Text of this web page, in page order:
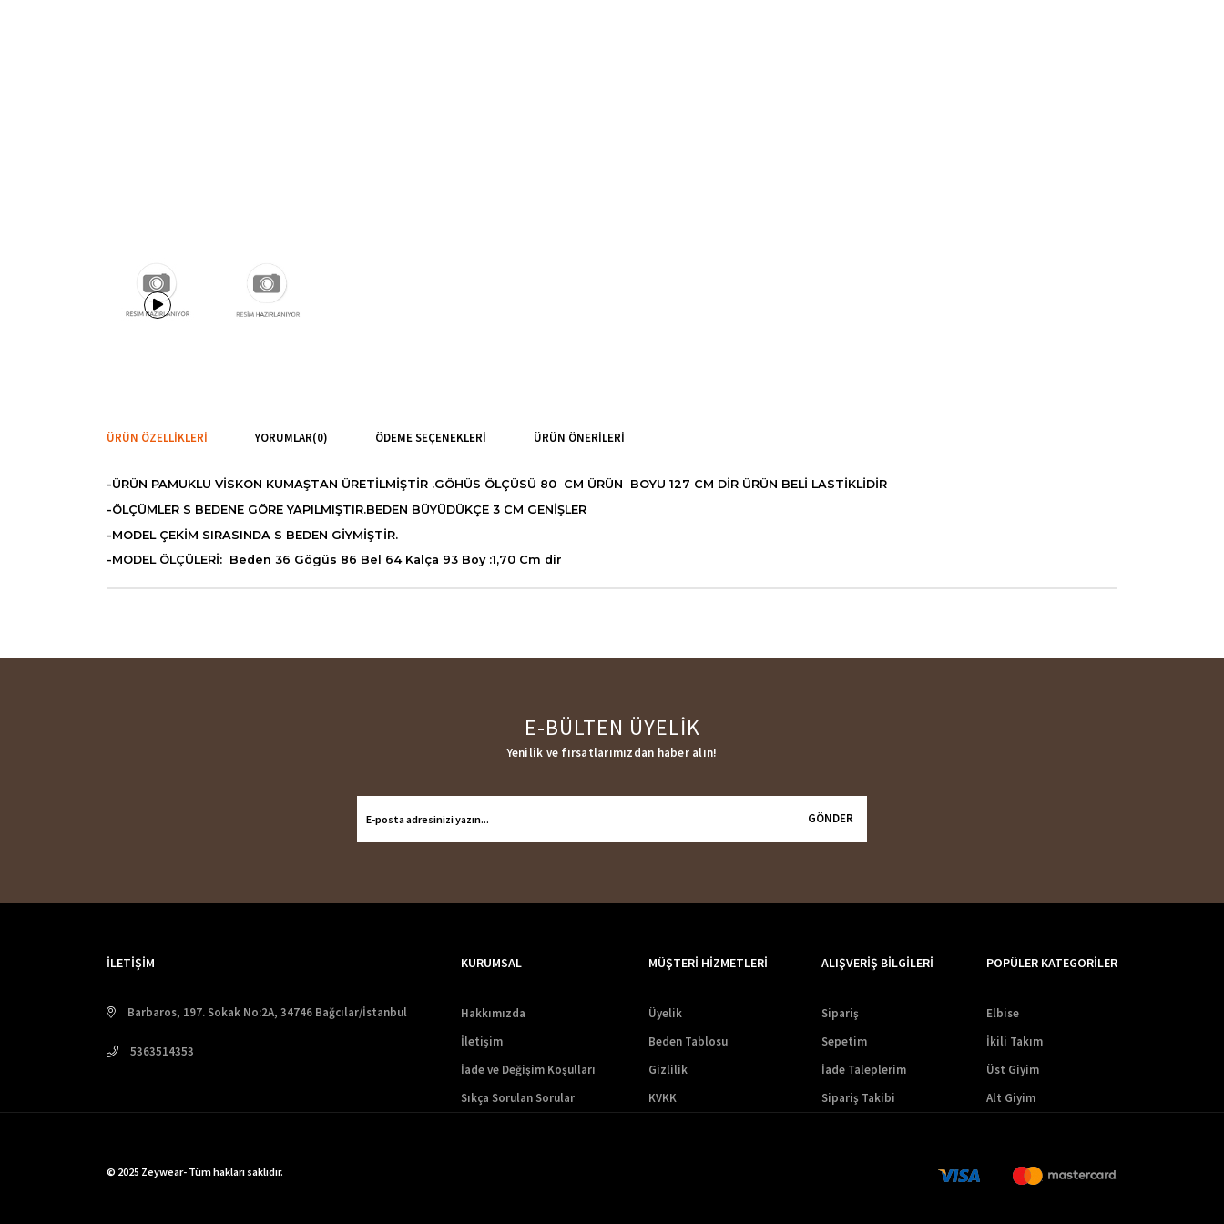
ÜRÜN ÖZELLIKLERI YORUMLAR(0) ÖDEME SEÇENEKLERI ÜRÜN ÖNERILERI
-ÜRÜN PAMUKLU VİSKON KUMAŞTAN ÜRETİLMİŞTİR .GÖHÜS ÖLÇÜSÜ 80 CM ÜRÜN BOYU 127 CM DİR ÜRÜN BELİ LASTİKLİDİR
-ÖLÇÜMLER S BEDENE GÖRE YAPILMIŞTIR.BEDEN BÜYÜDÜKÇE 3 CM GENİŞLER
-MODEL ÇEKİM SIRASINDA S BEDEN GİYMİŞTİR.
-MODEL ÖLÇÜLERİ: Beden 36 Gögüs 86 Bel 64 Kalça 93 Boy :1,70 Cm dir
E-BÜLTEN ÜYELİK
Yenilik ve fırsatlarımızdan haber alın!
GÖNDER
İLETİŞİM
Barbaros, 197. Sokak No:2A, 34746 Bağcılar/İstanbul
5363514353
KURUMSAL
Hakkımızda
İletişim
İade ve Değişim Koşulları
Sıkça Sorulan Sorular
MÜŞTERİ HİZMETLERİ
Üyelik
Beden Tablosu
Gizlilik
KVKK
ALIŞVERİŞ BİLGİLERİ
Sipariş
Sepetim
İade Taleplerim
Sipariş Takibi
POPÜLER KATEGORİLER
Elbise
İkili Takım
Üst Giyim
Alt Giyim
© 2025 Zeywear- Tüm hakları saklıdır.